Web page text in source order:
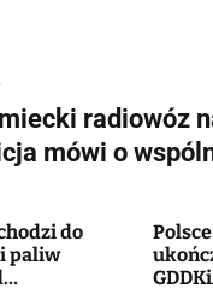
radiowóz
mówi o
do
paliw